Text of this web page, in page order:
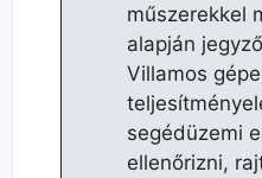
műszerekkel
alapján
Villamos
segédüzemi
ellenőrizni,